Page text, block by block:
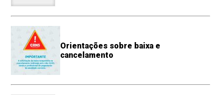
Orientações sobre baixa e
cancelamento